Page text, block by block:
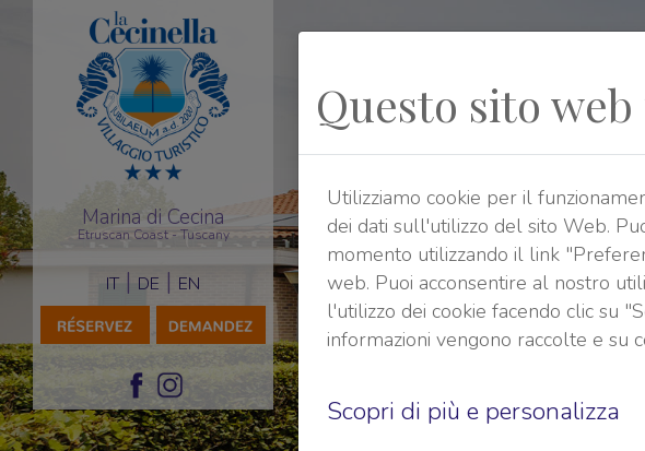
Marina di Cecina
Etruscan Coast - Tuscany
IT | DE | EN
Questo sito
Utilizziamo cookie per il
dei dati sull'utilizzo del sito Web.
momento utilizzando il link
web. Puoi acconsentire al nostro
l'utilizzo dei cookie facendo clic su
informazioni vengono raccolte e su
Scopri di più e personalizza